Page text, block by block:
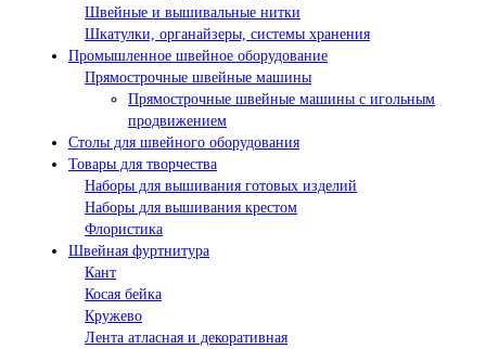
Швейные и вышивальные нитки
Шкатулки, органайзеры, системы хранения
Промышленное швейное оборудование
Прямострочные швейные машины
Прямострочные швейные машины с игольным
продвижением
Столы для швейного оборудования
Товары для творчества
Наборы для вышивания готовых изделий
Наборы для вышивания крестом
Флористика
Швейная фуртнитура
Кант
Косая бейка
Кружево
Лента aтласная и декоративная